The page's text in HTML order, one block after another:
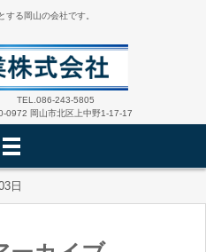
る岡山の会社です。
TEL.086-243-5805
0972 岡山市北区上中野1-17-17
日